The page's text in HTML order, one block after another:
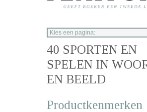
40 SPORTEN EN
SPELEN IN
EN BEELD
Productkenmerken